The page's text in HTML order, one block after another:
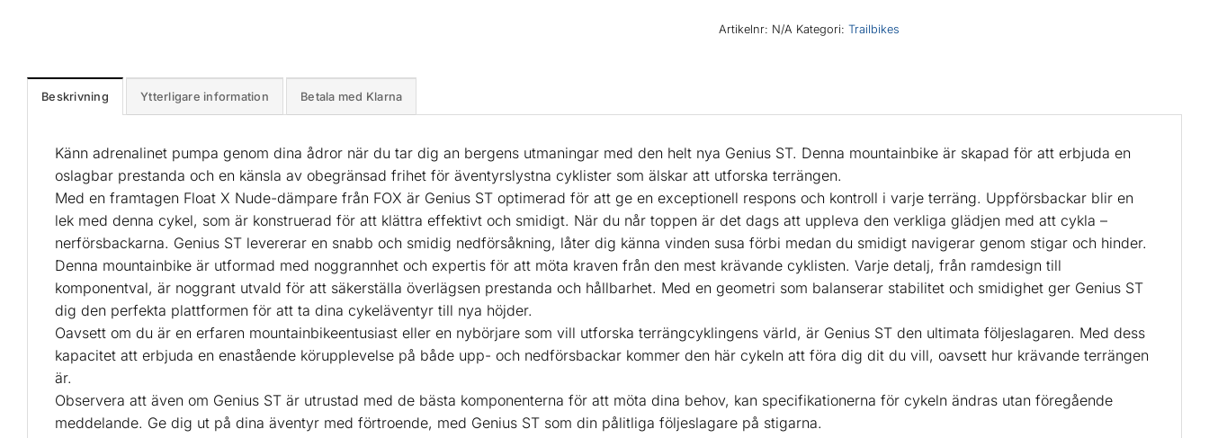
Artikelnr: N/A Kategori: Trailbikes
Beskrivning Ytterligare information Betala med Klarna
Känn adrenalinet pumpa genom dina ådror när du tar dig an bergens utmaningar med den helt nya Genius ST. Denna mountainbike är skapad för att erbjuda en
oslagbar prestanda och en känsla av obegränsad frihet för äventyrslystna cyklister som älskar att utforska terrängen.
Med en framtagen Float X Nude-dämpare från FOX är Genius ST optimerad för att ge en exceptionell respons och kontroll i varje terräng. Uppförsbackar blir en
lek med denna cykel, som är konstruerad för att klättra effektivt och smidigt. När du når toppen är det dags att uppleva den verkliga glädjen med att cykla –
nerförsbackarna. Genius ST levererar en snabb och smidig nedförsåkning, låter dig känna vinden susa förbi medan du smidigt navigerar genom stigar och hinder.
Denna mountainbike är utformad med noggrannhet och expertis för att möta kraven från den mest krävande cyklisten. Varje detalj, från ramdesign till
komponentval, är noggrant utvald för att säkerställa överlägsen prestanda och hållbarhet. Med en geometri som balanserar stabilitet och smidighet ger Genius ST
dig den perfekta plattformen för att ta dina cykeläventyr till nya höjder.
Oavsett om du är en erfaren mountainbikeentusiast eller en nybörjare som vill utforska terrängcyklingens värld, är Genius ST den ultimata följeslagaren. Med dess
kapacitet att erbjuda en enastående körupplevelse på både upp- och nedförsbackar kommer den här cykeln att föra dig dit du vill, oavsett hur krävande terrängen
är.
Observera att även om Genius ST är utrustad med de bästa komponenterna för att möta dina behov, kan specifikationerna för cykeln ändras utan föregående
meddelande. Ge dig ut på dina äventyr med förtroende, med Genius ST som din pålitliga följeslagare på stigarna.